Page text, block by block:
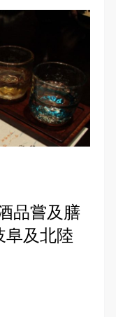
品嘗及膳
阜及北陸